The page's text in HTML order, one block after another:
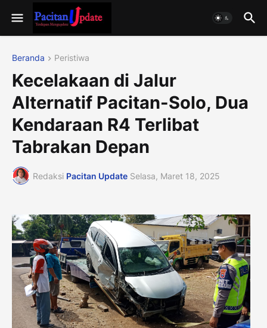
Beranda Peristiwa
Kecelakaan di Jalur
Alternatif Pacitan-Solo, Dua
Kendaraan R4 Terlibat
Tabrakan Depan
Redaksi Pacitan Update Selasa, Maret 18, 2025